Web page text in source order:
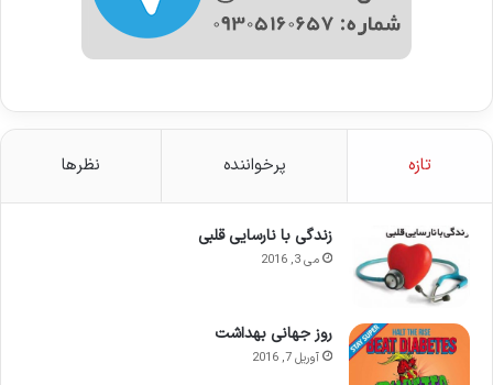
تازه پرخواننده نظرها
زندگی با نارسایی قلبی
می 3, 2016
روز جهانی بهداشت
آوریل 7, 2016